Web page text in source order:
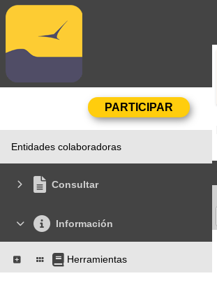
Entidades colaboradoras
Consultar
Información
Herramientas